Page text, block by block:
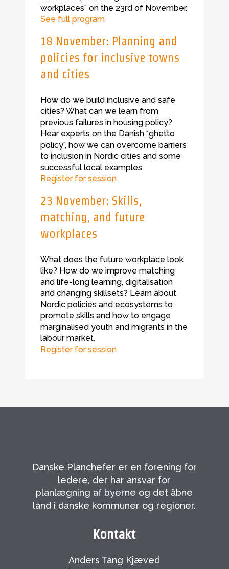
workplaces” on the 23rd of November.
See full program
18 November: Planning and
policies for inclusive towns
and cities
How do we build inclusive and safe
cities? What can we learn from
previous failures in housing policy?
Hear experts on the Danish “ghetto
policy”, how we can overcome barriers
to inclusion in Nordic cities and some
successful local examples.
Register for session
23 November: Skills,
matching, and future
workplaces
What does the future workplace look
like? How do we improve matching
and life-long learning, digitalisation
and changing skillsets? Learn about
Nordic policies and ecosystems to
promote skills and how to engage
marginalised youth and migrants in the
labour market.
Register for session
Danske Planchefer er en forening for
ledere, der har ansvar for
planlægning af byerne og det åbne
land i danske kommuner og regioner.
Kontakt
Anders Tang Kjæved